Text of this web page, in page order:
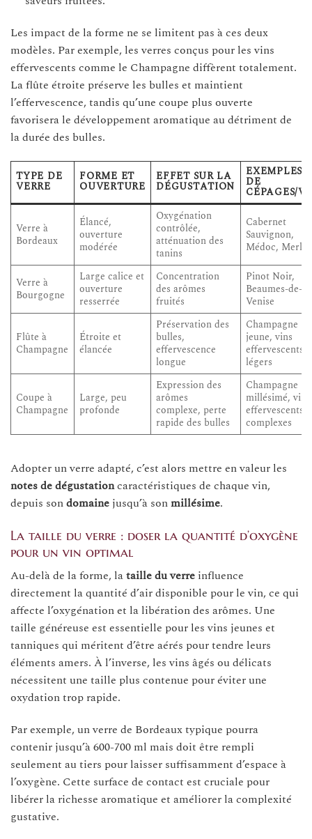
Les impact de la forme ne se limitent pas à ces deux
modèles. Par exemple, les verres conçus pour les vins
effervescents comme le Champagne diffèrent totalement.
La flûte étroite préserve les bulles et maintient
l’effervescence, tandis qu’une coupe plus ouverte
favorisera le développement aromatique au détriment de
la durée des bulles.
TYPE DE
VERRE
FORME ET
OUVERTURE
EFFET SUR LA
DÉGUSTATION
EXEMPLES
DE
CÉPAGES/
Verre à
Bordeaux
Élancé,
ouverture
modérée
Oxygénation
contrôlée,
atténuation des
tanins
Cabernet
Sauvignon,
Médoc, Merlot
Verre à
Bourgogne
Large calice et
ouverture
resserrée
Concentration
des arômes
fruités
Pinot Noir,
Beaumes-de-
Venise
Flûte à
Champagne
Étroite et
élancée
Préservation des
bulles,
effervescence
longue
Champagne
jeune, vins
effervescents
légers
Coupe à
Champagne
Large, peu
profonde
Expression des
arômes
complexe, perte
rapide des bulles
Champagne
millésimé, vins
effervescents
complexes
Adopter un verre adapté, c’est alors mettre en valeur les
notes de dégustationcaractéristiques de chaque vin,
depuis sondomaine jusqu’à sonmillésime.
La taille du verre : doser la quantité d’oxygène
pour un vin optimal
Au-delà de la forme, lataille du verre influence
directement la quantité d’air disponible pour le vin, ce qui
affecte l’oxygénation et la libération des arômes. Une
taille généreuse est essentielle pour les vins jeunes et
tanniques qui méritent d’être aérés pour tendre leurs
éléments amers. À l’inverse, les vins âgés ou délicats
nécessitent une taille plus contenue pour éviter une
oxydation trop rapide.
Par exemple, un verre de Bordeaux typique pourra
contenir jusqu’à 600-700 ml mais doit être rempli
seulement au tiers pour laisser suffisamment d’espace à
l’oxygène. Cette surface de contact est cruciale pour
libérer la richesse aromatique et améliorer la complexité
gustative.